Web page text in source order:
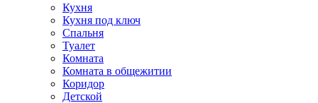
Кухня
Кухня под ключ
Спальня
Туалет
Комната
Комната в общежитии
Коридор
Детской